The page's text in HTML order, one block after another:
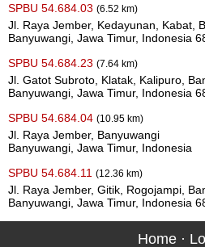
SPBU 54.684.03 (6.52 km)
Jl. Raya Jember, Kedayunan, Kabat,
Banyuwangi, Jawa Timur, Indonesia
SPBU 54.684.23 (7.64 km)
Jl. Gatot Subroto, Klatak, Kalipuro,
Banyuwangi, Jawa Timur, Indonesia
SPBU 54.684.04 (10.95 km)
Jl. Raya Jember, Banyuwangi
Banyuwangi, Jawa Timur, Indonesia
SPBU 54.684.11 (12.36 km)
Jl. Raya Jember, Gitik, Rogojampi,
Banyuwangi, Jawa Timur, Indonesia
Home ·